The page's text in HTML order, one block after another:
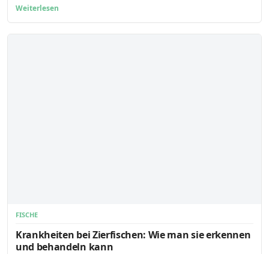
Weiterlesen
FISCHE
Krankheiten bei Zierfischen: Wie man sie erkennen
und behandeln kann